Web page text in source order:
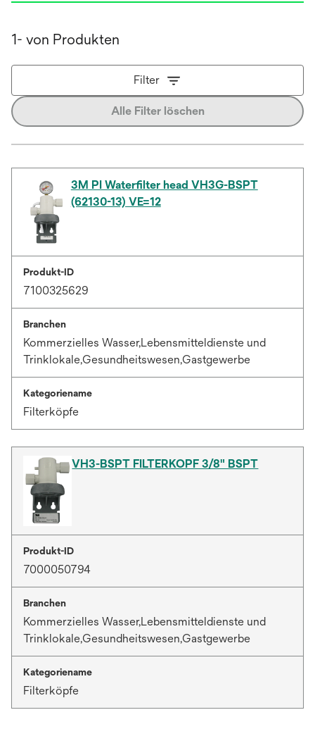
1- von Produkten
Filter
Alle Filter löschen
3M PI Waterfilter head VH3G-BSPT
(62130-13) VE=12
Produkt-ID
7100325629
Branchen
Kommerzielles Wasser,Lebensmitteldienste und
Trinklokale,Gesundheitswesen,Gastgewerbe
Kategoriename
Filterköpfe
VH3-BSPT FILTERKOPF 3/8" BSPT
Produkt-ID
7000050794
Branchen
Kommerzielles Wasser,Lebensmitteldienste und
Trinklokale,Gesundheitswesen,Gastgewerbe
Kategoriename
Filterköpfe